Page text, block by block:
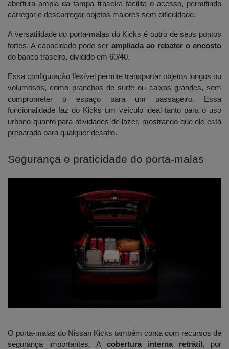
abertura ampla da tampa traseira facilita o acesso, permitindo
carregar e descarregar objetos maiores sem dificuldade.
A versatilidade do porta-malas do Kicks é outro de seus pontos
fortes. A capacidade pode ser ampliada ao rebater o encosto
do banco traseiro, dividido em 60/40.
Essa configuração flexível permite transportar objetos longos ou
volumosos, como pranchas de surfe ou caixas grandes, sem
comprometer o espaço para um passageiro. Essa
funcionalidade faz do Kicks um veículo ideal tanto para o uso
urbano quanto para atividades de lazer, mostrando que ele está
preparado para qualquer desafio.
Segurança e praticidade do porta-malas
O porta-malas do Nissan Kicks também conta com recursos de
segurança importantes. A cobertura interna retrátil, por